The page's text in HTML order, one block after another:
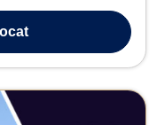
d’exécution. Elle